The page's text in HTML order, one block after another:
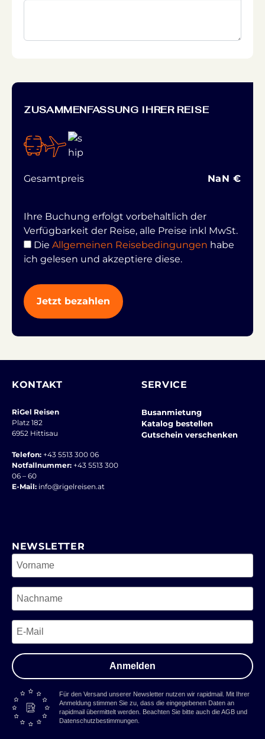
ZUSAMMENFASSUNG IHRER REISE
Gesamtpreis NaN €
Ihre Buchung erfolgt vorbehaltlich der
Verfügbarkeit der Reise, alle Preise inkl MwSt.
Die Allgemeinen Reisebedingungen habe
ich gelesen und akzeptiere diese.
KONTAKT
RiGel Reisen
Platz 182
6952 Hittisau
Telefon: +43 5513 300 06
Notfallnummer: +43 5513 300
06 – 60
E-Mail: info@rigelreisen.at
SERVICE
Busanmietung
Katalog bestellen
Gutschein verschenken
NEWSLETTER
Anmelden
Für den Versand unserer Newsletter nutzen wir rapidmail. Mit Ihrer
Anmeldung stimmen Sie zu, dass die eingegebenen Daten an
rapidmail übermittelt werden. Beachten Sie bitte auch die AGB und
Datenschutzbestimmungen.